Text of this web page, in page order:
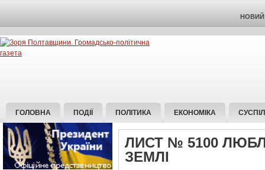
НОВИЙ
ГОЛОВНА ПОДІЇ ПОЛІТИКА ЕКОНОМІКА
ЛИСТ № 5100
ЗЕМЛІ